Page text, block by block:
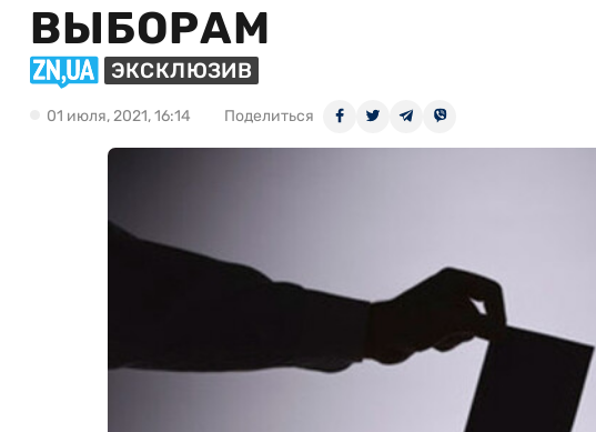
ВЫБОРАМ
ЭКСКЛЮЗИВ
01 июля, 2021, 16:14 Поделиться